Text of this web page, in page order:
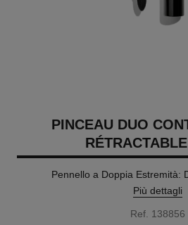
PINCEAU DUO
Pennello a Doppia Estremità:
Più dettagli
Ref. 138856